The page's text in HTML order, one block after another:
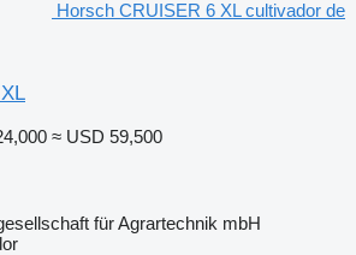
Horsch CRUISER 6 XL cultivador de
≈ USD 59,500
für Agrartechnik mbH